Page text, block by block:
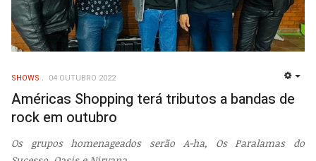
SHOWS 04 OUTUBRO 2022
Américas Shopping terá tributos a bandas de
rock em outubro
Os grupos homenageados serão A-ha, Os Paralamas do